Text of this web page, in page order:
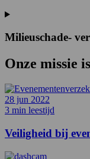
Milieuschade-
Onze missie
28 jun 2022
3 min leestijd
Veiligheid bij